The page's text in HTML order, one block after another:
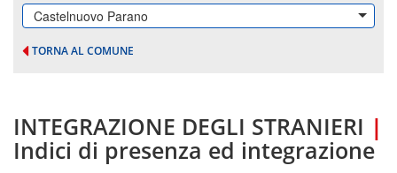
Castelnuovo Parano
TORNA AL COMUNE
INTEGRAZIONE DEGLI STRANIERI |
Indici di presenza ed integrazione